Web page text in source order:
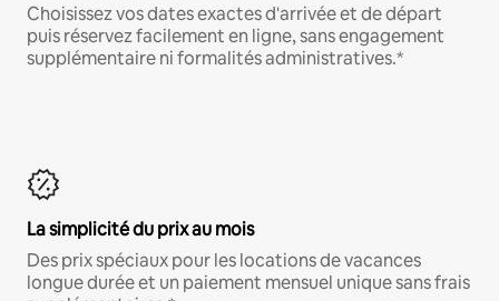
Choisissez vos dates exactes d'arrivée et de départ
puis réservez facilement en ligne, sans engagement
supplémentaire ni formalités administratives.*
La simplicité du prix au mois
Des prix spéciaux pour les locations de vacances
longue durée et un paiement mensuel unique sans frais